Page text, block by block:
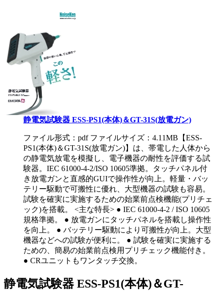
静電気試験器 ESS-PS1(本体)＆GT-31S(放電ガン)
ファイル形式：pdf ファイルサイズ：4.11MB 【ESS-
PS1(本体)＆GT-31S(放電ガン)】は、帯電した人体から
の静電気放電を模擬し、電子機器の耐性を評価する試
験器。IEC 61000-4-2/ISO 10605準拠。タッチパネル付
き放電ガンと直感的GUIで操作性が向上。軽量・バッ
テリー駆動で可搬性に優れ、大型機器の試験も容易。
試験を確実に実施するための始業前点検機能(プリチェ
ック)を搭載。 <主な特長> ● IEC 61000-4-2 / ISO 10605
規格準拠。 ● 放電ガンにタッチパネルを搭載し操作性
を向上。 ● バッテリー駆動により可搬性が向上。大型
機器などへの試験が便利に。 ● 試験を確実に実施する
ための、簡易の始業前点検用プリチェック機能付き。
● CRユニットもワンタッチ交換。
静電気試験器 ESS-PS1(本体)＆GT-